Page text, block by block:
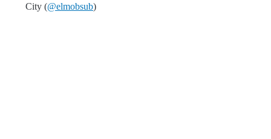
City (@elmobsub)